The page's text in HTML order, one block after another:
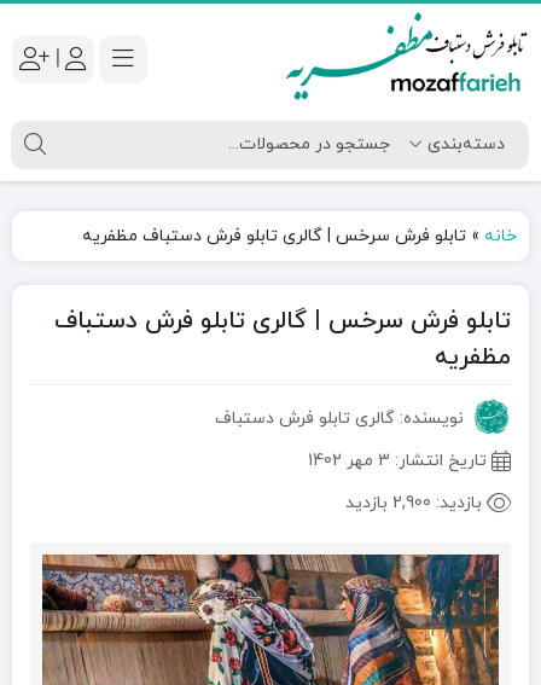
|
خانه » تابلو فرش سرخس | گالری تابلو فرش دستباف مظفریه
تابلو فرش سرخس | گالری تابلو فرش دستباف
مظفریه
نویسنده: گالری تابلو فرش دستباف
تاریخ انتشار: 3 مهر 1402
بازدید: 2,900 بازدید